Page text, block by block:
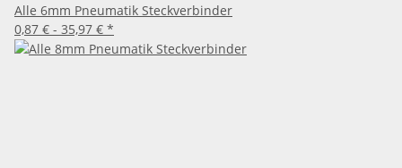
Alle 6mm Pneumatik Steckverbinder
0,87 € - 35,97 € *